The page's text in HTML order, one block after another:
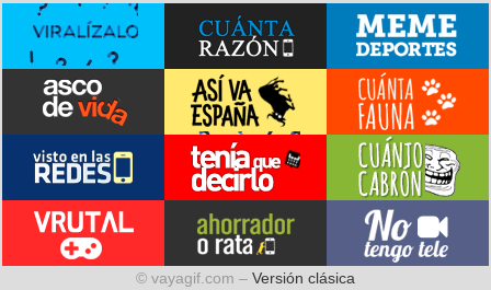
© vayagif.com – Versión clásica